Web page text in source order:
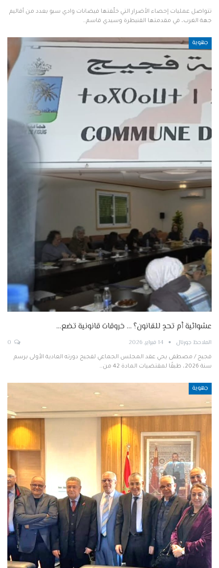
تتواصل عمليات إحصاء الأضرار التي خلّفتها فيضانات وادي سبو بعدد من أقاليم
جهة الغرب، في مقدمتها القنيطرة وسيدي قاسم…
جهوية
عشوائية أم تحدٍ للقانون؟ … خروقات قانونية تضع…
الملاحظ جورنال 14 فبراير, 2026
فجيج / مصطفى يحي عقد المجلس الجماعي لفجيج دورته العادية الأولى برسم
سنة 2026، طبقًا لمقتضيات المادة 42 من…
جهوية